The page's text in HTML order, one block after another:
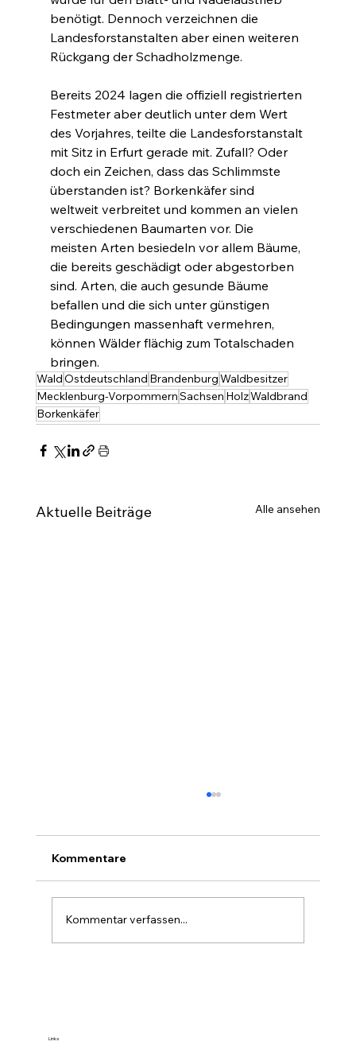
benötigt. Dennoch verzeichnen die
Landesforstanstalten aber einen weiteren
Rückgang der Schadholzmenge.
Bereits 2024 lagen die offiziell registrierten
Festmeter aber deutlich unter dem Wert
des Vorjahres, teilte die Landesforstanstalt
mit Sitz in Erfurt gerade mit. Zufall? Oder
doch ein Zeichen, dass das Schlimmste
überstanden ist? Borkenkäfer sind
weltweit verbreitet und kommen an vielen
verschiedenen Baumarten vor. Die
meisten Arten besiedeln vor allem Bäume,
die bereits geschädigt oder abgestorben
sind. Arten, die auch gesunde Bäume
befallen und die sich unter günstigen
Bedingungen massenhaft vermehren,
können Wälder flächig zum Totalschaden
bringen.
WaldOstdeutschland BrandenburgWaldbesitzer
Mecklenburg-VorpommernSachsen HolzWaldbrand
Borkenkäfer
Aktuelle Beiträge Alle ansehen
Kommentare
Kommentar verfassen...
Links